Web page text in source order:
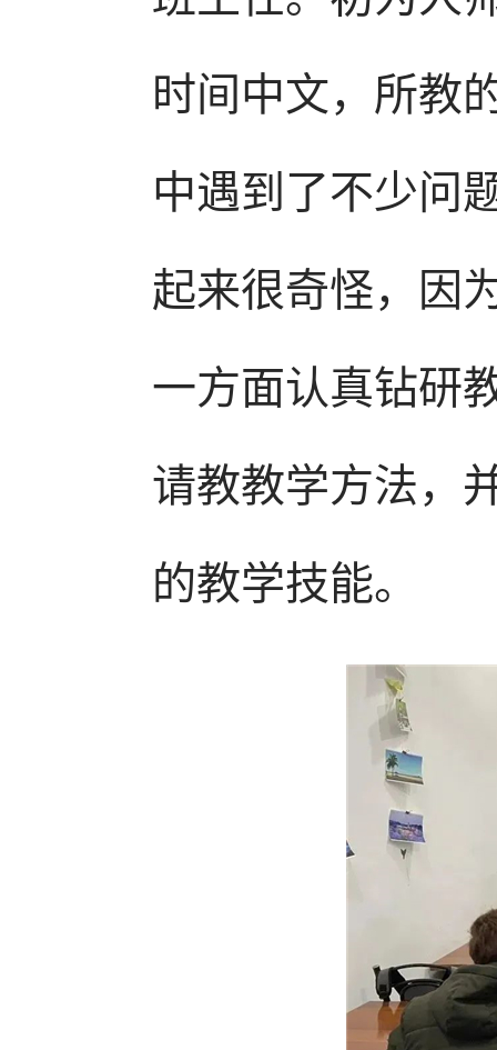
时间中文，所教
中遇到了不少问
起来很奇怪，因
一方面认真钻研
请教教学方法，
的教学技能。